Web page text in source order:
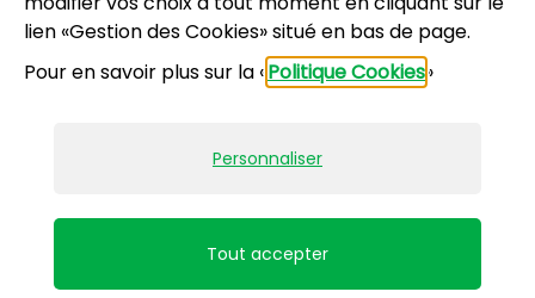
lien «Gestion des Cookies» situé en bas de page.
Pour en savoir plus sur la «Politique Cookies»
Personnaliser
Tout accepter
Horaires d’ouverture:
Lundi, mercredi, jeudi, vendredi : 8h30-12h et
13h30-17h
Samedi : 9h-12h pour le service État civil (hors
vacances scolaires)
Accessibilité : partiellement conforme
Politiques de confidentialité